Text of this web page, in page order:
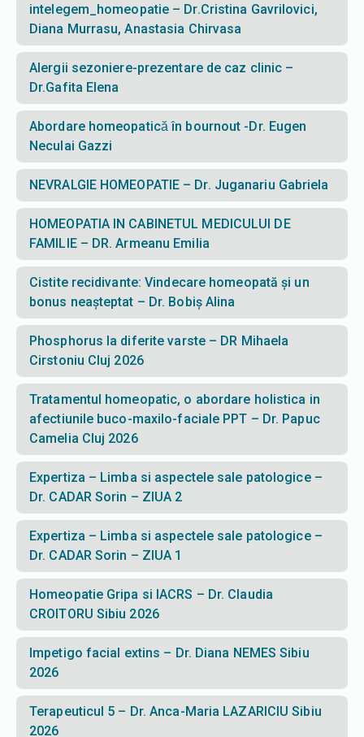
intelegem_homeopatie – Dr.Cristina Gavrilovici,
Diana Murrasu, Anastasia Chirvasa
Alergii sezoniere-prezentare de caz clinic –
Dr.Gafita Elena
Abordare homeopatică în bournout -Dr. Eugen
Neculai Gazzi
NEVRALGIE HOMEOPATIE – Dr. Juganariu Gabriela
HOMEOPATIA IN CABINETUL MEDICULUI DE
FAMILIE – DR. Armeanu Emilia
Cistite recidivante: Vindecare homeopată și un
bonus neașteptat – Dr. Bobiș Alina
Phosphorus la diferite varste – DR Mihaela
Cirstoniu Cluj 2026
Tratamentul homeopatic, o abordare holistica in
afectiunile buco-maxilo-faciale PPT – Dr. Papuc
Camelia Cluj 2026
Expertiza – Limba si aspectele sale patologice –
Dr. CADAR Sorin – ZIUA 2
Expertiza – Limba si aspectele sale patologice –
Dr. CADAR Sorin – ZIUA 1
Homeopatie Gripa si IACRS – Dr. Claudia
CROITORU Sibiu 2026
Impetigo facial extins – Dr. Diana NEMES Sibiu
2026
Terapeuticul 5 – Dr. Anca-Maria LAZARICIU Sibiu
2026